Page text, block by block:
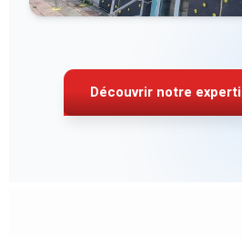
Découvrir notre